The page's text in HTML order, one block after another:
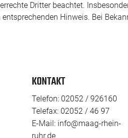
Dritter beachtet.
Hinweis. Bei
KONTAKT
Telefon: 02052 / 926160
Telefax: 02052 / 46 97
E-Mail: info@maag-rhein-
ruhr.de